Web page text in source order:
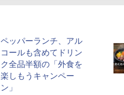
ペッパーランチ、アル
コールも含めてドリン
ク全品半額の「外食を
楽しもうキャンペー
ン」